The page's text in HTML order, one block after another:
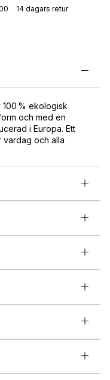
14 dagars retur
100 % ekologisk
och med en
i Europa. Ett
och alla